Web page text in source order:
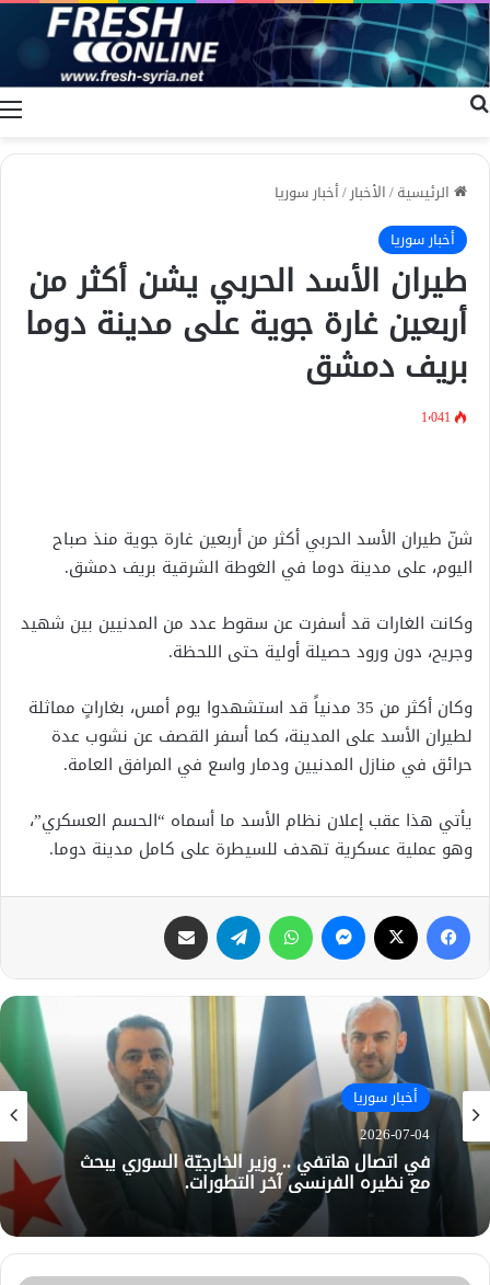
الرئيسية/الأخبار/أخبار سوريا
أخبار سوريا
طيران الأسد الحربي يشن أكثر من
أربعين غارة جوية على مدينة دوما
بريف دمشق
1٬041
شنّ طيران الأسد الحربي أكثر من أربعين غارة جوية منذ صباح
اليوم، على مدينة دوما في الغوطة الشرقية بريف دمشق.
وكانت الغارات قد أسفرت عن سقوط عدد من المدنيين بين شهيد
وجريح، دون ورود حصيلة أولية حتى اللحظة.
وكان أكثر من 35 مدنياً قد استشهدوا يوم أمس، بغاراتٍ مماثلة
لطيران الأسد على المدينة، كما أسفر القصف عن نشوب عدة
حرائق في منازل المدنيين ودمار واسع في المرافق العامة.
يأتي هذا عقب إعلان نظام الأسد ما أسماه “الحسم العسكري”،
وهو عملية عسكرية تهدف للسيطرة على كامل مدينة دوما.
فيسبوك ماسنجر واتساب تيلقرام
أخبار سوريا
2026-07-04
في اتصال هاتفي .. وزير الخارجيّة السوري يبحث
مع نظيره الفرنسي آخر التطورات.